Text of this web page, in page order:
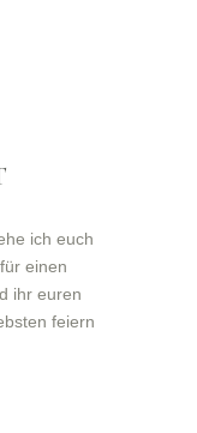
ich euch
einen
ihr euren
feiern